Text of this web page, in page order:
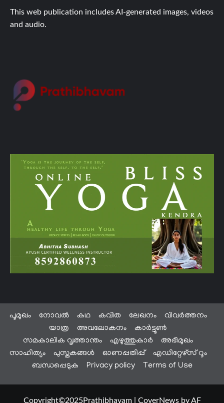
This web publication includes AI-generated images, videos
and audio.
പൂമുഖം നോവൽ കഥ കവിത ലേഖനം
വിവർത്തനം
യാത്ര
അവലോകനം
കാർട്ടൂൺ
സമകാലിക വൃത്താന്തം
എഴുത്തുകാർ
അഭിമുഖം
സാഹിത്യം
പുസ്തകങ്ങൾ ഓണപ്പതിപ്പ്
എഡിറ്റേഴ്സ് റൂം
ബന്ധപ്പെടുക
Privacy policy Terms of Use
Copyright©2025Prathibhavam CoverNewsby AF